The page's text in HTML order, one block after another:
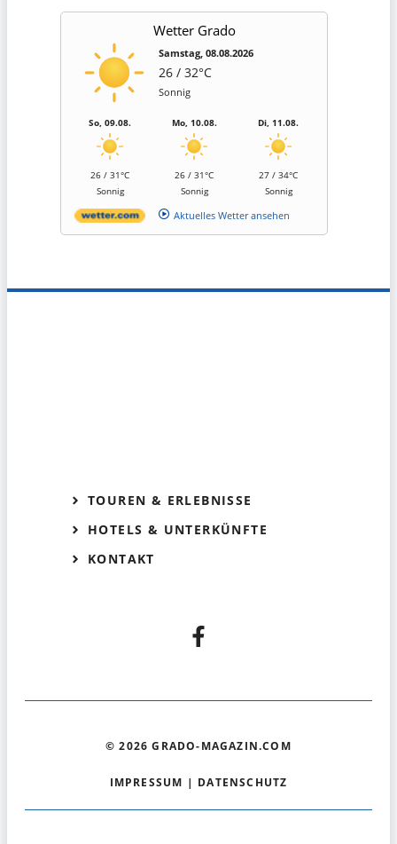
Wetter Grado
Samstag, 08.08.2026
26 / 32°C
Sonnig
So, 09.08.
26 / 31°C
Sonnig
Mo, 10.08.
26 / 31°C
Sonnig
Di, 11.08.
27 / 34°C
Sonnig
Aktuelles Wetter ansehen
TOUREN & ERLEBNISSE
HOTELS & UNTERKÜNFTE
KONTAKT
© 2026 GRADO-MAGAZIN.COM
IMPRESSUM | DATENSCHUTZ